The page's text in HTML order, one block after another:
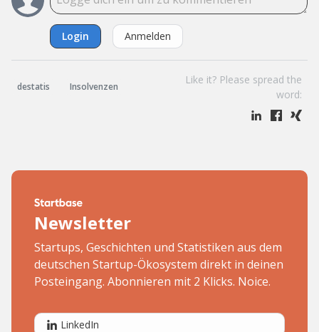
Login Anmelden
destatis Insolvenzen
Like it? Please spread the
word:
Newsletter
Startups, Geschichten und Statistiken aus dem
deutschen Startup-Ökosystem direkt in deinen
Posteingang. Abonnieren mit 2 Klicks. Noice.
LinkedIn